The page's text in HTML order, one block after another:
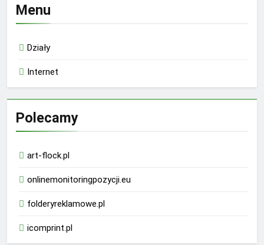
Menu
Działy
Internet
Polecamy
art-flock.pl
onlinemonitoringpozycji.eu
folderyreklamowe.pl
icomprint.pl